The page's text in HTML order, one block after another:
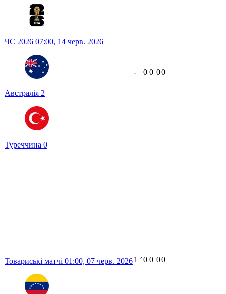
ЧС 2026 07:00, 14 черв. 2026
Австралія 2
Туреччина 0
- 0 0 00
Товариські матчі 01:00, 07 черв. 20261 ʼ0 0 00